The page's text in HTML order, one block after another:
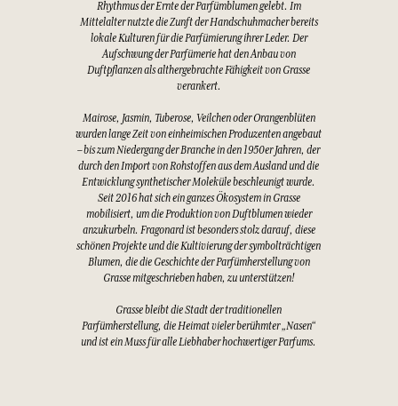
Rhythmus der Ernte der Parfümblumen gelebt. Im
Mittelalter nutzte die Zunft der Handschuhmacher bereits
lokale Kulturen für die Parfümierung ihrer Leder. Der
Aufschwung der Parfümerie hat den Anbau von
Duftpflanzen als althergebrachte Fähigkeit von Grasse
verankert.
Mairose, Jasmin, Tuberose, Veilchen oder Orangenblüten
wurden lange Zeit von einheimischen Produzenten angebaut
– bis zum Niedergang der Branche in den 1950er Jahren, der
durch den Import von Rohstoffen aus dem Ausland und die
Entwicklung synthetischer Moleküle beschleunigt wurde.
Seit 2016 hat sich ein ganzes Ökosystem in Grasse
mobilisiert, um die Produktion von Duftblumen wieder
anzukurbeln. Fragonard ist besonders stolz darauf, diese
schönen Projekte und die Kultivierung der symbolträchtigen
Blumen, die die Geschichte der Parfümherstellung von
Grasse mitgeschrieben haben, zu unterstützen!
Grasse bleibt die Stadt der traditionellen
Parfümherstellung, die Heimat vieler berühmter „Nasen“
und ist ein Muss für alle Liebhaber hochwertiger Parfums.